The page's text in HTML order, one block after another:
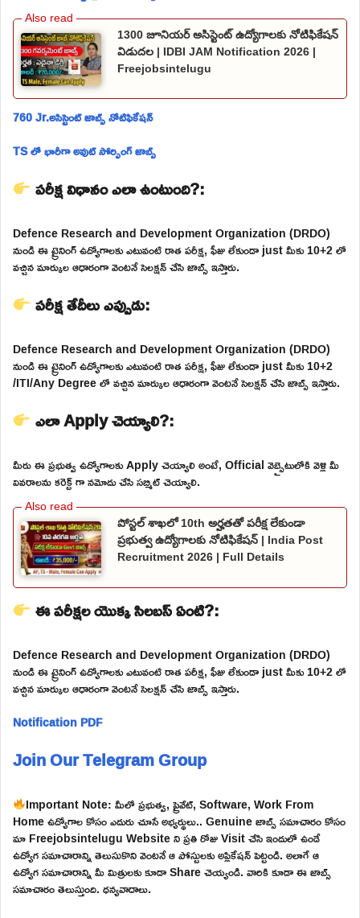
1300 జూనియర్ అసిస్టెంట్ ఉద్యోగాలకు నోటిఫికేషన్
విడుదల | IDBI JAM Notification 2026 |
Freejobsintelugu
760 Jr.అసిస్టెంట్ జాబ్స్ నోటిఫికేషన్
TS లో భారీగా అవుట్ సోర్సింగ్ జాబ్స్
పరీక్ష విధానం ఎలా ఉంటుంది?:
Defence Research and Development Organization (DRDO)
నుండి ఈ ట్రైనింగ్ ఉద్యోగాలకు ఎటువంటి రాత పరీక్ష, ఫీజు లేకుండా just మీకు 10+2 లో
వచ్చిన మార్కుల ఆధారంగా వెంటనే సెలక్షన్ చేసి జాబ్స్ ఇస్తారు.
పరీక్ష తేదీలు ఎప్పుడు:
Defence Research and Development Organization (DRDO)
నుండి ఈ ట్రైనింగ్ ఉద్యోగాలకు ఎటువంటి రాత పరీక్ష, ఫీజు లేకుండా just మీకు 10+2
/ITI/Any Degree లో వచ్చిన మార్కుల ఆధారంగా వెంటనే సెలక్షన్ చేసి జాబ్స్ ఇస్తారు.
ఎలా Apply చెయ్యాలి?:
మీరు ఈ ప్రభుత్వ ఉద్యోగాలకు Apply చెయ్యాలి అంటే, Official వెబ్సైటులోకి వెళ్లి మీ
వివరాలను కరెక్ట్ గా నమోదు చేసి సబ్మిట్ చెయ్యాలి.
పోస్టల్ శాఖలో 10th అర్హతతో పరీక్ష లేకుండా
ప్రభుత్వ ఉద్యోగాలకు నోటిఫికేషన్ | India Post
Recruitment 2026 | Full Details
ఈ పరీక్షల యొక్క సిలబస్ ఏంటి?:
Defence Research and Development Organization (DRDO)
నుండి ఈ ట్రైనింగ్ ఉద్యోగాలకు ఎటువంటి రాత పరీక్ష, ఫీజు లేకుండా just మీకు 10+2 లో
వచ్చిన మార్కుల ఆధారంగా వెంటనే సెలక్షన్ చేసి జాబ్స్ ఇస్తారు.
Notification PDF
Join Our Telegram Group
Important Note: మీలో ప్రభుత్వ, ప్రైవేట్, Software, Work From
Home ఉద్యోగాల కోసం ఎదురు చూసే అభ్యర్థులు.. Genuine జాబ్స్ సమాచారం కోసం
మా Freejobsintelugu Website ని ప్రతి రోజు Visit చేసి ఇందులో ఉండే
ఉద్యోగ సమాచారాన్ని తెలుసుకొని వెంటనే ఆ పోస్టులకు అప్లికేషన్ పెట్టండి. అలాగే ఆ
ఉద్యోగ సమాచారాన్ని మీ మిత్రులకు కూడా Share చెయ్యండి. వారికి కూడా ఈ జాబ్స్
సమాచారం తెలుస్తుంది. ధన్యవాదాలు.